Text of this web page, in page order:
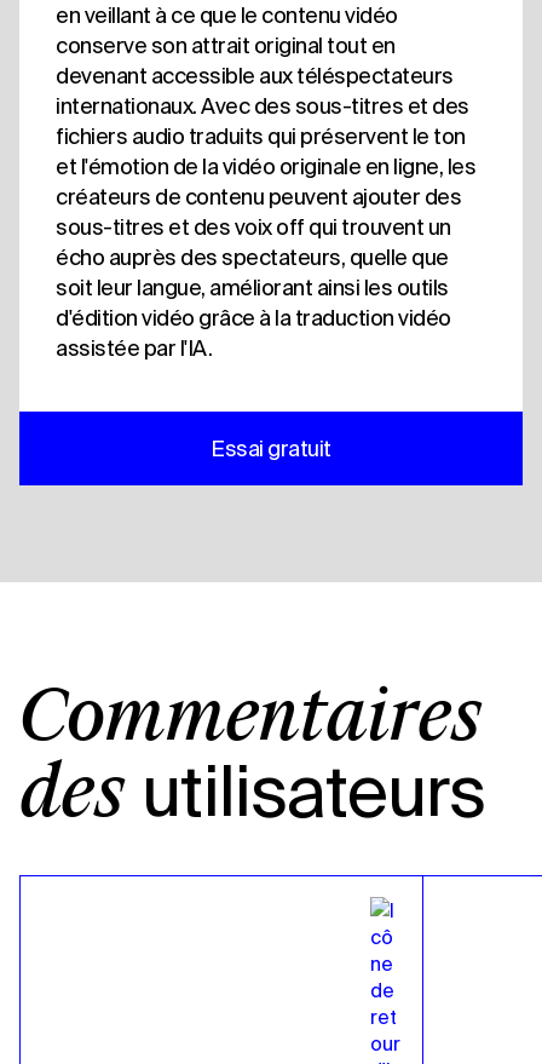
en veillant à ce que le contenu vidéo
conserve son attrait original tout en
devenant accessible aux téléspectateurs
internationaux. Avec des sous-titres et des
fichiers audio traduits qui préservent le ton
et l'émotion de la vidéo originale en ligne, les
créateurs de contenu peuvent ajouter des
sous-titres et des voix off qui trouvent un
écho auprès des spectateurs, quelle que
soit leur langue, améliorant ainsi les outils
d'édition vidéo grâce à la traduction vidéo
assistée par l'IA.
Essai gratuit
Commentaires
des utilisateurs